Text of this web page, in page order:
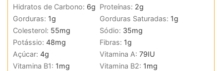
Hidratos de Carbono: 6g Proteínas: 2g
Gorduras: 1g Gorduras Saturadas: 1g
Colesterol: 55mg Sódio: 35mg
Potássio: 48mg Fibras: 1g
Açúcar: 4g Vitamina A: 79IU
Vitamina B1: 1mg Vitamina B2: 1mg